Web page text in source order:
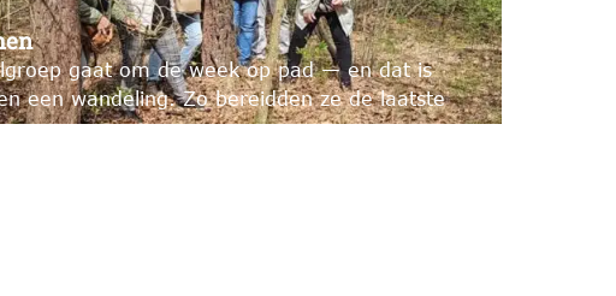
gaat om de week op pad — en dat is
een wandeling. Zo bereidden ze de laatste